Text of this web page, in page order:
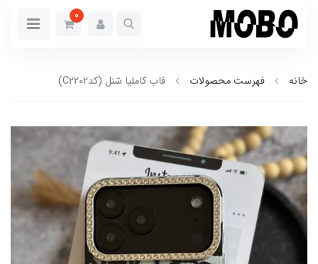
0
خانه فهرست محصولات قاب کاملیا شنل (کدC2202)